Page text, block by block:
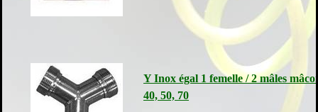
Y Inox égal 1 femelle / 2 mâles
40, 50, 70